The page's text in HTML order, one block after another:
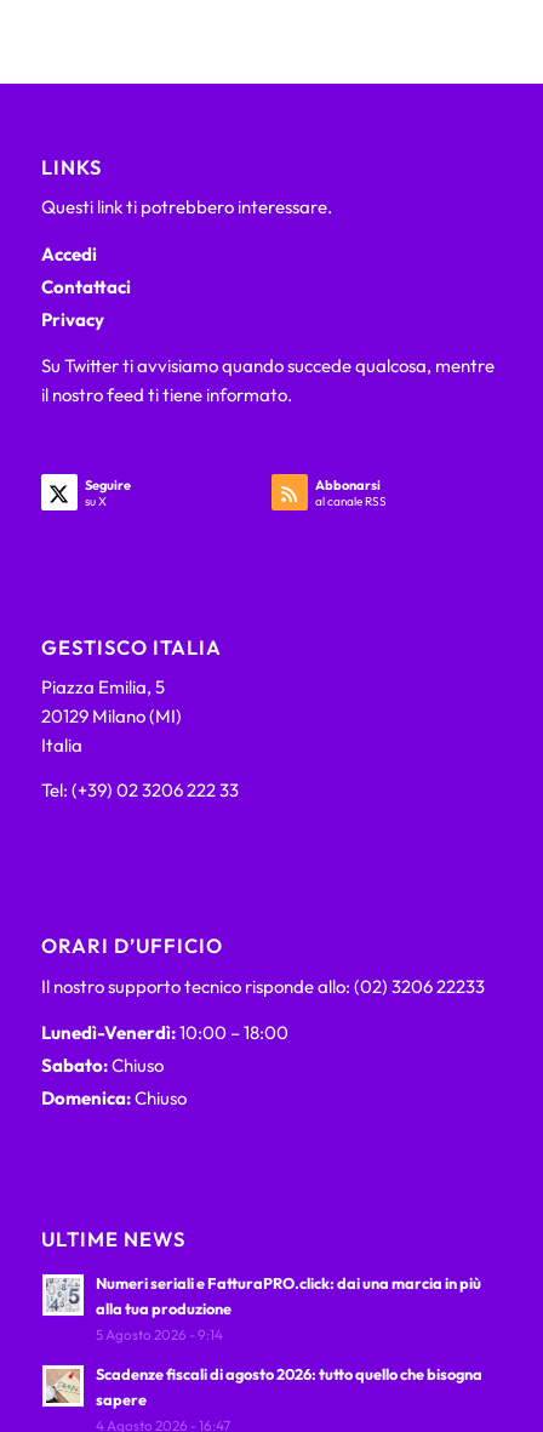
LINKS
Questi link ti potrebbero interessare.
Accedi
Contattaci
Privacy
Su Twitter ti avvisiamo quando succede qualcosa, mentre
il nostro feed ti tiene informato.
Seguire
su X
Abbonarsi
al canale RSS
GESTISCO ITALIA
Piazza Emilia, 5
20129 Milano (MI)
Italia
Tel: (+39) 02 3206 222 33
ORARI D’UFFICIO
Il nostro supporto tecnico risponde allo: (02) 3206 22233
Lunedì-Venerdì:10:00 – 18:00
Sabato:Chiuso
Domenica:Chiuso
ULTIME NEWS
Numeri seriali e FatturaPRO.click: dai una marcia in più
alla tua produzione
5 Agosto 2026 - 9:14
Scadenze fiscali di agosto 2026: tutto quello che bisogna
sapere
4 Agosto 2026 - 16:47